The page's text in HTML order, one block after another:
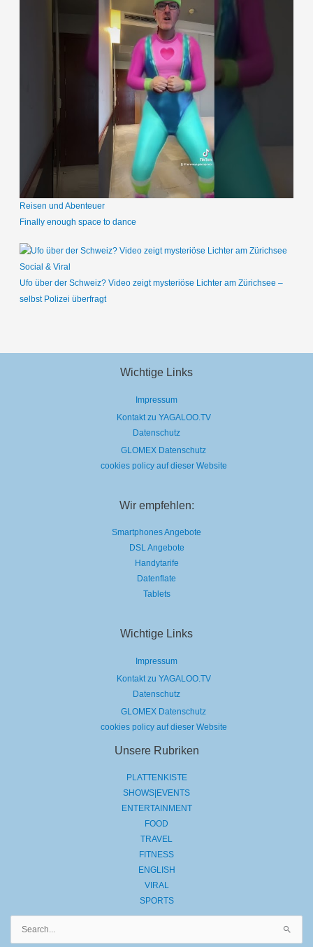
Reisen und Abenteuer
Finally enough space to dance
Social & Viral
Ufo über der Schweiz? Video zeigt mysteriöse Lichter am Zürichsee –
selbst Polizei überfragt
Wichtige Links
Impressum
Kontakt zu YAGALOO.TV
Datenschutz
GLOMEX Datenschutz
cookies policy auf dieser Website
Wir empfehlen:
Smartphones Angebote
DSL Angebote
Handytarife
Datenflate
Tablets
Wichtige Links
Impressum
Kontakt zu YAGALOO.TV
Datenschutz
GLOMEX Datenschutz
cookies policy auf dieser Website
Unsere Rubriken
PLATTENKISTE
SHOWS|EVENTS
ENTERTAINMENT
FOOD
TRAVEL
FITNESS
ENGLISH
VIRAL
SPORTS